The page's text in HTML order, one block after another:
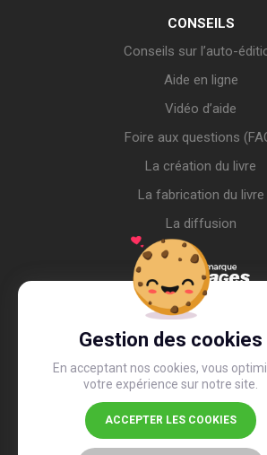
Gestion des cookies
En acceptant nos cookies, vous
votre expérience sur notre site.
ACCEPTER LES COOKIES
CONSEILS
Conseils sur l’auto-
Aide en ligne
Vidéo d’aide
Foire aux questions
La création du livre
La fabrication du livre
La diffusion
4,4